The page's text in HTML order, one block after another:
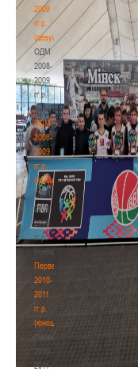
2009
гг.р.
(девушки)
ОДМ
2008-
2009
гг.р.
(девушки)
ОДМ
2008-
2009
гг.р.
(юноши)
ОДМ
2008-
2009
гг.р.
(юноши)
Первенство
2010-
2011
гг.р.
(юноши)
Первенство
2010-
2011